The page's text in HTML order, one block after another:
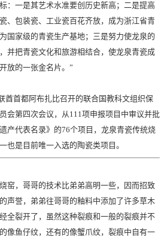
：一是其艺术水准要创历史新高；二是提高
、包装瓷、工业瓷百花齐放，成为浙江省青
国家级的青瓷生产基地；三是努力使龙泉的
并把青瓷文化和旅游相结合，使龙泉青瓷成
放的一张金名片。”
首都阿布扎比召开的联合国教科文组织保
会第四次会议，从111项申报项目中审议并批
产代表名录》的76个项目，龙泉青瓷传统烧
也是目前唯一入选的陶瓷类项目。
，哥哥的技术比弟弟高明一些，因而招致
声誉，弟弟往哥哥的釉料中添加了许多草木
全裂开了，虽然这种裂痕和一般的裂痕并不
像鱼仔纹，还有的像蟹爪纹，裂痕中自有一